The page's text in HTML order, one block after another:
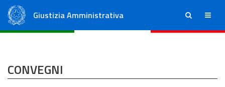
Giustizia Amministrativa ricerca menu
CONVEGNI